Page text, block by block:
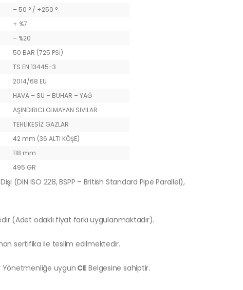
– 50 ° / +250 °
+ %7
– %20
50 BAR (725 PSİ)
TS EN 13445-3
2014/68 EU
HAVA – SU – BUHAR – YAĞ
AŞINDIRICI OLMAYAN SIVILAR
TEHLİKESİZ GAZLAR
42 mm (36 ALTI KÖŞE)
118 mm
495 GR
(DIN ISO 228, BSPP – British Standard Pipe Parallel),
(Adet odaklı fiyat farkı uygulanmaktadır).
sertifika ile teslim edilmektedir.
Yönetmenliğe uygun CE Belgesine sahiptir.